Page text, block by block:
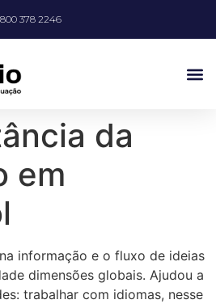
378 2246
da
em
informação e o fluxo de ideias
dimensões globais. Ajudou a
trabalhar com idiomas, nesse